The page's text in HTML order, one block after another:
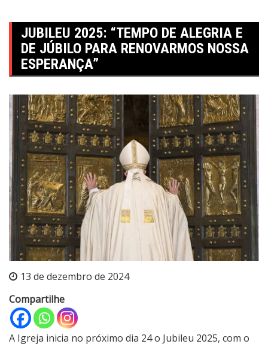
JUBILEU 2025: “TEMPO DE ALEGRIA E
DE JÚBILO PARA RENOVARMOS NOSSA
ESPERANÇA”
13 de dezembro de 2024
Compartilhe
A Igreja inicia no próximo dia 24 o Jubileu 2025, com o